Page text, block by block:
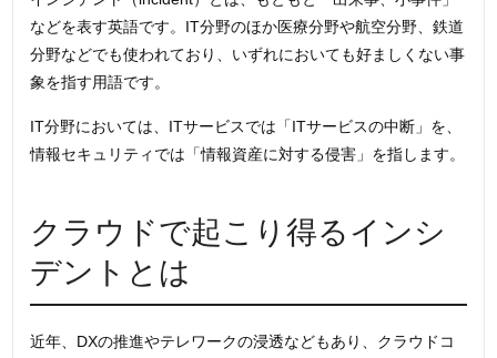
などを表す英語です。IT分野のほか医療分野や航空分野、鉄道
分野などでも使われており、いずれにおいても好ましくない事
象を指す用語です。
IT分野においては、ITサービスでは「ITサービスの中断」を、
情報セキュリティでは「情報資産に対する侵害」を指します。
クラウドで起こり得るインシ
デントとは
近年、DXの推進やテレワークの浸透などもあり、クラウドコ